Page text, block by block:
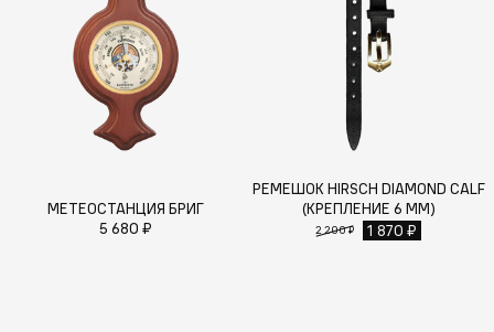
МЕТЕОСТАНЦИЯ БРИГ
5 680 ₽
РЕМЕШОК HIRSCH DIAMOND CALF
(КРЕПЛЕНИЕ 6 ММ)
2 200 ₽ 1 870 ₽